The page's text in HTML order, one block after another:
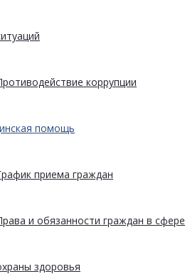
коррупции
помощь
приема граждан
и обязанности граждан в сфере
здоровья